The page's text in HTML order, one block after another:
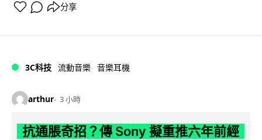
分享
3C科技 流動音樂 音樂耳機
arthur 3 小時
抗通脹奇招？傳 Sony 擬重推六年前經